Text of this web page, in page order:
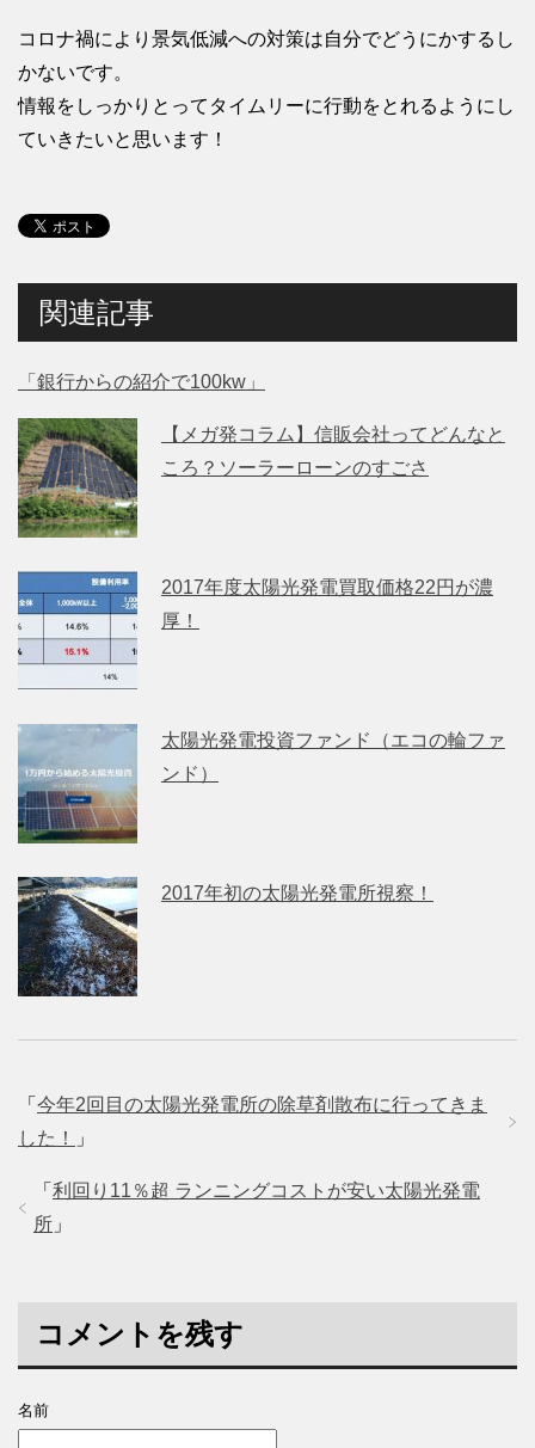
コロナ禍により景気低減への対策は自分でどうにかするし
かないです。
情報をしっかりとってタイムリーに行動をとれるようにし
ていきたいと思います！
関連記事
「銀行からの紹介で100kw」
【メガ発コラム】信販会社ってどんなと
ころ？ソーラーローンのすごさ
2017年度太陽光発電買取価格22円が濃
厚！
太陽光発電投資ファンド（エコの輪ファ
ンド）
2017年初の太陽光発電所視察！
「 今年2回目の太陽光発電所の除草剤散布に行ってきま
した！
」
「 利回り11％超 ランニングコストが安い太陽光発電
所 」
コメントを残す
名前